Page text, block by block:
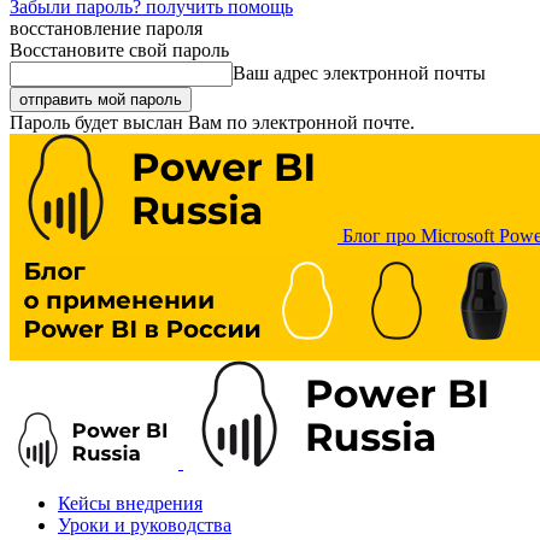
Забыли пароль? получить помощь
восстановление пароля
Восстановите свой пароль
Ваш адрес электронной почты
Пароль будет выслан Вам по электронной почте.
Блог про Microsoft
Кейсы внедрения
Уроки и руководства